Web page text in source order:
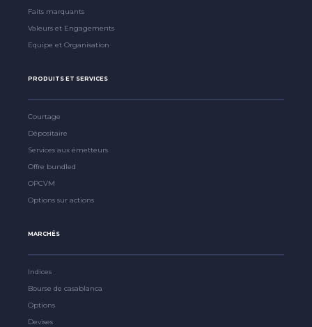
Faits marquants
Valeurs et Engagements
Equipe et Organisation
PRODUITS ET SERVICES
Courtage
Dépositaire
Services aux émetteurs
Offre bundled
OPCVM
Options sur actions
MARCHÉS
Indices
Bourse de casablanca
Options
Devises